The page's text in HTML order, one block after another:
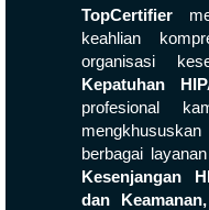
TopCertifier
keahlian
organisasi
Kepatuhan
profesional
berbagai
Kesenjangan
dan